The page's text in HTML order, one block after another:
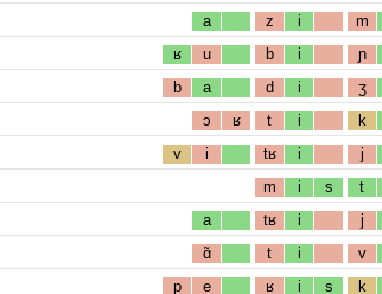
a z i m
ʁ u b i ɲ
b a d i ʒ
ɔ ʁ t i k
v i tʁ i j
m i s t
a tʁ i j
ɑ̃ t i v
p e ʁ i s k